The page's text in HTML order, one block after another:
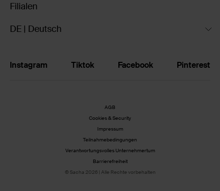
Filialen
DE | Deutsch
Instagram Tiktok Facebook Pinterest
AGB
Cookies & Security
Impressum
Teilnahmebedingungen
Verantwortungsvolles Unternehmertum
Barrierefreiheit
© Sacha 2026 | Alle Rechte vorbehalten